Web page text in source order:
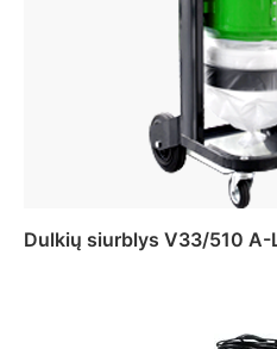
Dulkių siurblys V33/510 A-